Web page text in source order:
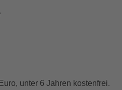
unter 6 Jahren kostenfrei.